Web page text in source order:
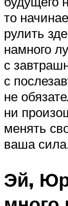
то
рулить
намного
с
с
не
ни
менять
ваша
Эй,